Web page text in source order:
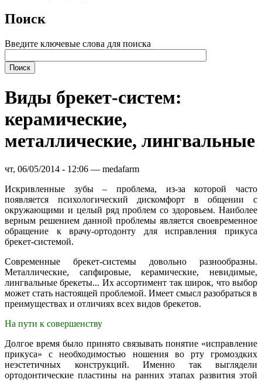
Поиск
Введите ключевые слова для поиска
Виды брекет-систем:
керамические,
металлические, лингвальные
чт, 06/05/2014 - 12:06 — medafarm
Искривленные зубы – проблема, из-за которой часто
появляется психологический дискомфорт в общении с
окружающими и целый ряд проблем со здоровьем. Наиболее
верным решением данной проблемы является своевременное
обращение к врачу-ортодонту для исправления прикуса
брекет-системой.
Современные брекет-системы довольно разнообразны.
Металлические, сапфировые, керамические, невидимые,
лингвальные брекеты... Их ассортимент так широк, что выбор
может стать настоящей проблемой. Имеет смысл разобраться в
преимуществах и отличиях всех видов брекетов.
На пути к совершенству
Долгое время было принято связывать понятие «исправление
прикуса» с необходимостью ношения во рту громоздких
неэстетичных конструкций. Именно так выглядели
ортодонтические пластины на ранних этапах развития этой